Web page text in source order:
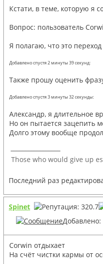
Кстати, в теме, которую я
Вопрос: пользователь
Я полагаю, что это
Добавлено спустя 2 минуты 39 секунд:
Также прошу оценить
Добавлено спустя 3 минуты 32 секунды:
Александр, я длительное
Но он пытается зацепить
Долго этому вообще
Those who would give up
Последний раз
Spinet
Corwin отдыхает
На счёт чистки кармы от